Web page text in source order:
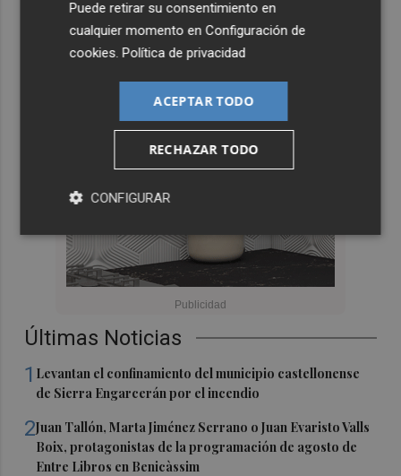
Últimas Noticias
1 Levantan el confinamiento del municipio castellonense
de Sierra Engarcerán por el incendio
2Juan Tallón, Marta Jiménez Serrano o Juan Evaristo Valls
Boix, protagonistas de la programación de agosto de
Entre Libros en Benicàssim
Puede retirar su consentimiento en
cualquier momento enConfiguración de
cookies .Política de privacidad
ACEPTAR TODO
RECHAZAR TODO
CONFIGURAR